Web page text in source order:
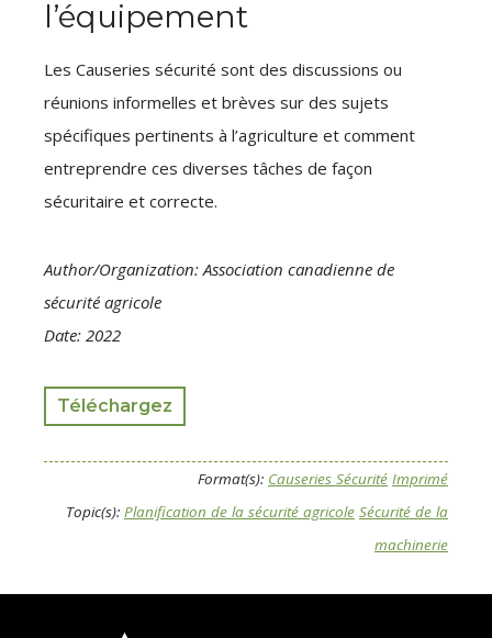
l’équipement
Les Causeries sécurité sont des discussions ou
réunions informelles et brèves sur des sujets
spécifiques pertinents à l’agriculture et comment
entreprendre ces diverses tâches de façon
sécuritaire et correcte.
Author/Organization: Association canadienne de
sécurité agricole
Date: 2022
Téléchargez
Format(s): Causeries Sécurité Imprimé
Topic(s): Planification de la sécurité agricole Sécurité de la
machinerie